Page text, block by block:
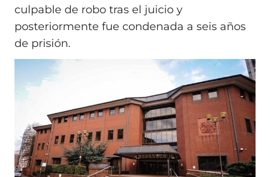
culpable de robo tras el juicio y
posteriormente fue condenada a seis años
de prisión.